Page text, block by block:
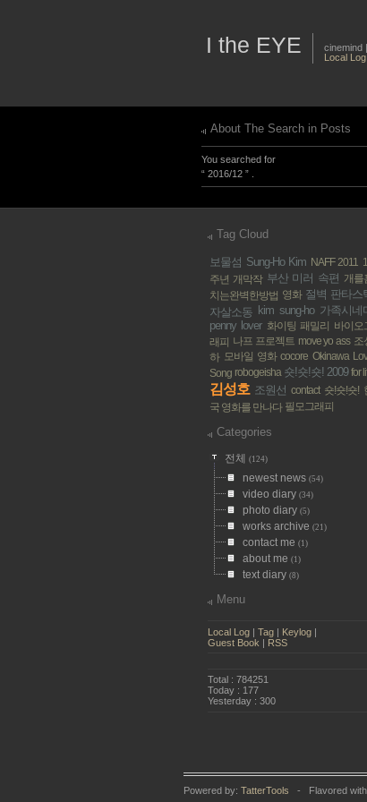
I the EYE
cinemind
Local Log
About The Search in Posts
You searched for
“ 2016/12 ” .
Tag Cloud
보물섬 Sung-Ho Kim NAFF 2011
주년 개막작 부산 미러 속편 개를
치는완벽한방법 영화 절벽 판타스
자살소동 kim sung-ho 가족시네
penny lover 화이팅 패밀리 바이오
래피 나프 프로젝트 move yo ass 조
하 모바일 영화 cocore Okinawa
Song robogeisha 숏!숏!숏! 2009 for
김성호 조원선 contact 숏!숏!숏!
국 영화를 만나다 필모그래피
Categories
전체 (124)
newest news (54)
video diary (34)
photo diary (5)
works archive (21)
contact me (1)
about me (1)
text diary (8)
Menu
Local Log | Tag | Keylog |
Guest Book | RSS
Total : 784251
Today : 177
Yesterday : 300
Powered by: TatterTools - Flavored